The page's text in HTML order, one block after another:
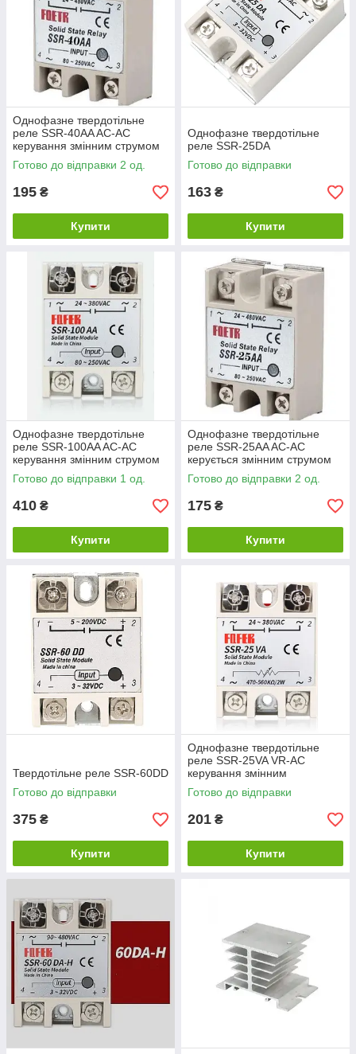
Однофазне твердотільне
реле SSR-40AA AC-AC
керування змінним струмом
Готово до відправки 2 од.
195 ₴
Купити
Однофазне твердотільне
реле SSR-25DA
Готово до відправки
163 ₴
Купити
Однофазне твердотільне
реле SSR-100AA AC-AC
керування змінним струмом
Готово до відправки 1 од.
410 ₴
Купити
Однофазне твердотільне
реле SSR-25AA AC-AC
керується змінним струмом
Готово до відправки 2 од.
175 ₴
Купити
Твердотільне реле SSR-60DD
Готово до відправки
375 ₴
Купити
Однофазне твердотільне
реле SSR-25VA VR-AC
керування змінним
резистором
Готово до відправки
201 ₴
Купити